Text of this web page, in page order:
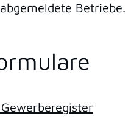
Betriebe.